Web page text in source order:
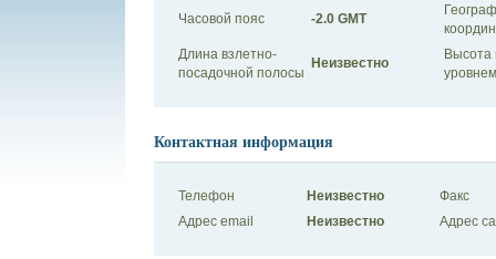
Часовой пояс -2.0 GMT
Длина взлетно-
посадочной полосы
Неизвестно
Высота
Контактная информация
Телефон Неизвестно
Факс
Адрес email
Неизвестно Адрес